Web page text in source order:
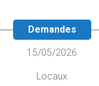
Demandes
15/05/2026
Locaux